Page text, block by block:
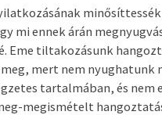
mi ennek árán
Eme tiltakozásunk
mert nem nyughatunk
tartalmában, és nem
megismételt